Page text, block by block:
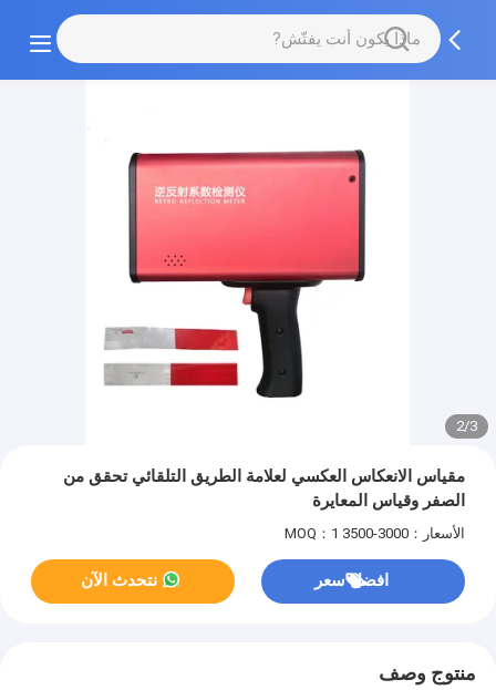
2/3
مقياس الانعكاس العكسي لعلامة الطريق التلقائي تحقق من
الصفر وقياس المعايرة
الأسعار：3000-3500 MOQ：1
افضل سعر نتحدث الآن
منتوج وصف